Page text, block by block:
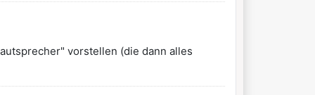
vorstellen (die dann alles